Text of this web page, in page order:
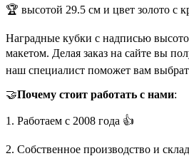
🏆 высотой 29.5 см и цвет золото с
Наградные кубки с надписью
макетом. Делая заказ на сайте вы
наш специалист поможет вам
🤝Почему стоит работать с нами:
1. Работаем с 2008 года 👍
2. Собственное производство и